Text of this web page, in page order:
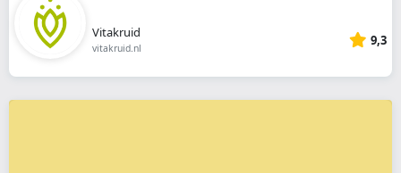
Vitakruid
vitakruid.nl 9,3